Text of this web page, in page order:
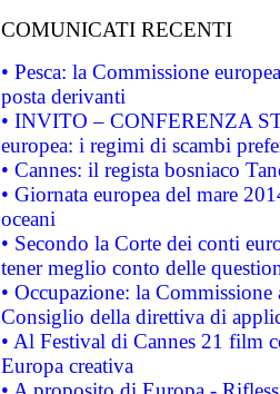
COMUNICATI RECENTI
• Pesca: la Commissione
posta derivanti
• INVITO – CONFERENZA
europea: i regimi di scambi
• Cannes: il regista bosniaco
• Giornata europea del mare
oceani
• Secondo la Corte dei conti
tener meglio conto delle
• Occupazione: la
Consiglio della direttiva di
• Al Festival di Cannes 21 film
Europa creativa